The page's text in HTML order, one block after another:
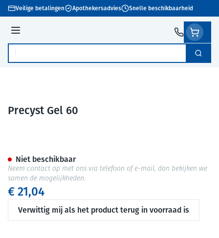
Ga naar de inhoud
Veilige betalingen Apothekersadvies Snelle beschikbaarheid
Menu
Product, merk, categorie... Zoek
Precyst Gel 60
€ 21,04
Verwittig mij als het product terug in voorraad is
Niet beschikbaar
Neem contact op met ons via telefoon of e-mail, dan bekijken we
samen de mogelijkheden.